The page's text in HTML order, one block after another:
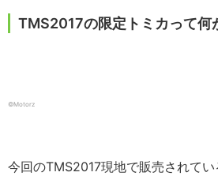
TMS2017の限定トミカって何
©️Motorz
今回のTMS2017現地で販売されて